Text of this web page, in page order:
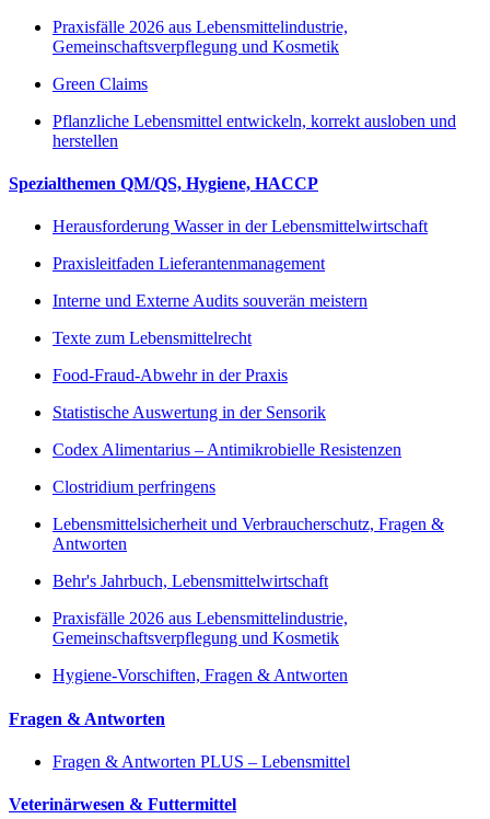
Praxisfälle 2026 aus Lebensmittelindustrie,
Gemeinschaftsverpflegung und Kosmetik
Green Claims
Pflanzliche Lebensmittel entwickeln, korrekt ausloben und
herstellen
Spezialthemen QM/QS, Hygiene, HACCP
Herausforderung Wasser in der Lebensmittelwirtschaft
Praxisleitfaden Lieferantenmanagement
Interne und Externe Audits souverän meistern
Texte zum Lebensmittelrecht
Food-Fraud-Abwehr in der Praxis
Statistische Auswertung in der Sensorik
Codex Alimentarius – Antimikrobielle Resistenzen
Clostridium perfringens
Lebensmittelsicherheit und Verbraucherschutz, Fragen &
Antworten
Behr's Jahrbuch, Lebensmittelwirtschaft
Praxisfälle 2026 aus Lebensmittelindustrie,
Gemeinschaftsverpflegung und Kosmetik
Hygiene-Vorschiften, Fragen & Antworten
Fragen & Antworten
Fragen & Antworten PLUS – Lebensmittel
Veterinärwesen & Futtermittel